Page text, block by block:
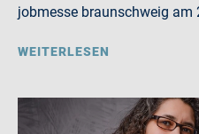
jobmesse braunschweig am
WEITERLESEN